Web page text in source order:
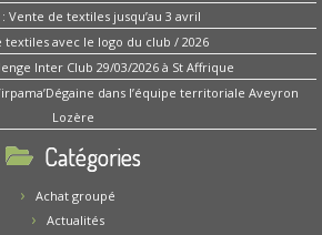
: Vente de textiles jusqu’au 3 avril
textiles avec le logo du club / 2026
Inter Club 29/03/2026 à St Affrique
dans l’équipe territoriale Aveyron
Lozère
Catégories
Achat groupé
Actualités